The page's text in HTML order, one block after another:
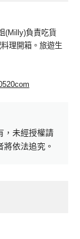
(Milly)負責吃貨
理開箱。旅遊生
，未經授權請
依法追究。